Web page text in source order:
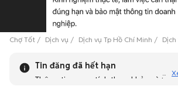
Chợ Tốt Dịch vụ Dịch vụ Tp Hồ Chí Minh
Tin đăng đã hết hạn
Thông tin mang tính tham khảo và bạn